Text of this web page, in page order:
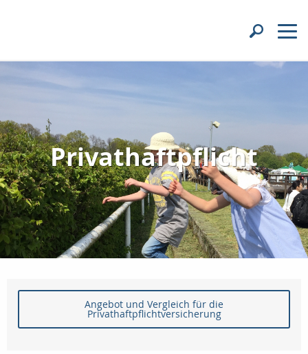
Privathaftpflicht
Angebot und Vergleich für die
Privathaftpflichtversicherung